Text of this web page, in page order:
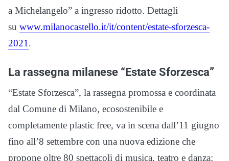
a Michelangelo” a ingresso ridotto. Dettagli
su www.milanocastello.it/it/content/estate-sforzesca-
2021 .
La rassegna milanese “Estate Sforzesca”
“Estate Sforzesca”, la rassegna promossa e coordinata
dal Comune di Milano, ecosostenibile e
completamente plastic free, va in scena dall’11 giugno
fino all’8 settembre con una nuova edizione che
propone oltre 80 spettacoli di musica, teatro e danza: